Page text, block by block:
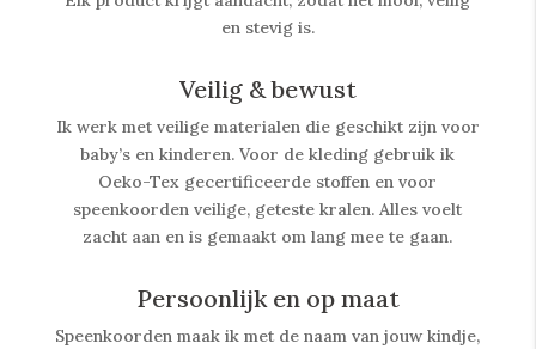
en stevig is.
Veilig & bewust
Ik werk met veilige materialen die geschikt zijn voor
baby’s en kinderen. Voor de kleding gebruik ik
Oeko-Tex gecertificeerde stoffen en voor
speenkoorden veilige, geteste kralen. Alles voelt
zacht aan en is gemaakt om lang mee te gaan.
Persoonlijk en op maat
Speenkoorden maak ik met de naam van jouw kindje,